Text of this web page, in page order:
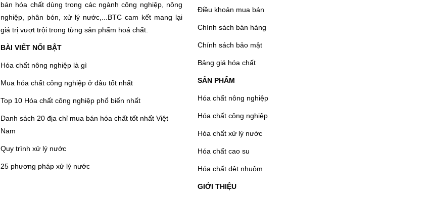
bán hóa chất dùng trong các ngành công nghiệp, nông
nghiệp, phân bón, xử lý nước,...BTC cam kết mang lại
giá trị vượt trội trong từng sản phẩm hoá chất.
BÀI VIẾT NỔI BẬT
Hóa chất nông nghiệp là gì
Mua hóa chất công nghiệp ở đâu tốt nhất
Top 10 Hóa chất công nghiệp phổ biến nhất
Danh sách 20 địa chỉ mua bán hóa chất tốt nhất Việt
Nam
Quy trình xử lý nước
25 phương pháp xử lý nước
Điều khoản mua bán
Chính sách bán hàng
Chính sách bảo mật
Bảng giá hóa chất
SẢN PHẨM
Hóa chất nông nghiệp
Hóa chất công nghiệp
Hóa chất xử lý nước
Hóa chất cao su
Hóa chất dệt nhuộm
GIỚI THIỆU